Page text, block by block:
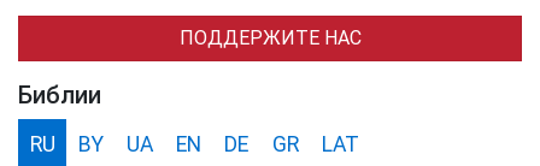
ПОДДЕРЖИТЕ НАС
Библии
RU BY UA EN DE GR LAT